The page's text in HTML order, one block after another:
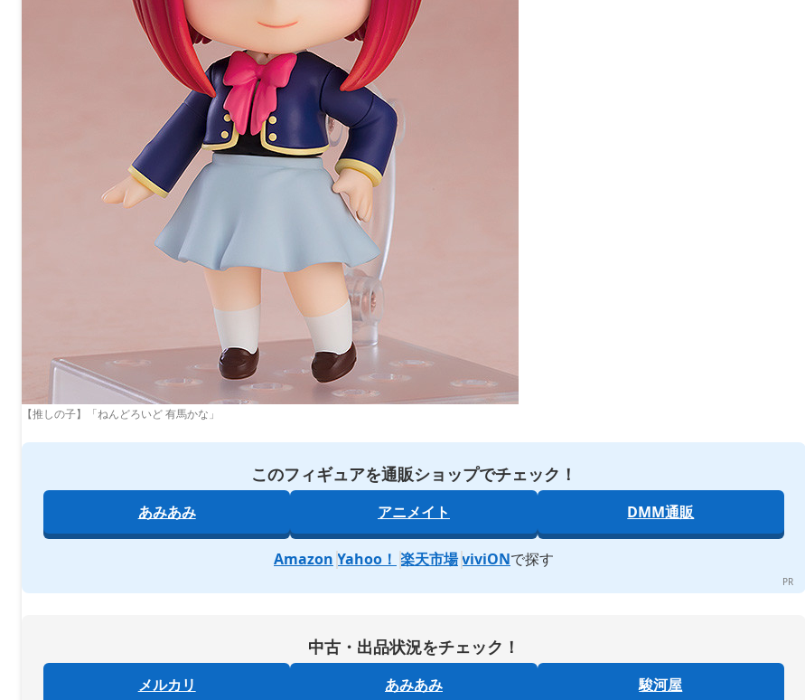
【推しの子】「ねんどろいど 有馬かな」
このフィギュアを通販ショップでチェック！
あみあみ アニメイト DMM通販
Amazon Yahoo！ 楽天市場 viviONで探す
中古・出品状況をチェック！
メルカリ あみあみ 駿河屋